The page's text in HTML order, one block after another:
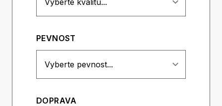
PEVNOST
DOPRAVA